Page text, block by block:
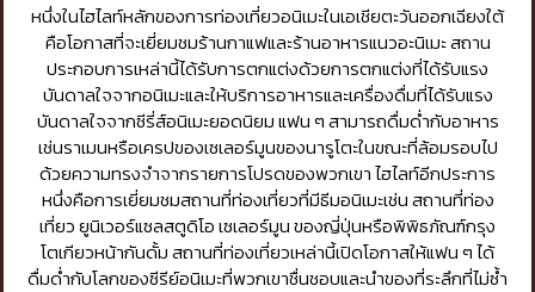
หนึ่งในไฮไลท์หลักของการท่องเที่ยวอนิเมะในเอเชียตะวันออกเฉียงใต้
คือโอกาสที่จะเยี่ยมชมร้านกาแฟและร้านอาหารแนวอะนิเมะ สถาน
ประกอบการเหล่านี้ได้รับการตกแต่งด้วยการตกแต่งที่ได้รับแรง
บันดาลใจจากอนิเมะและให้บริการอาหารและเครื่องดื่มที่ได้รับแรง
บันดาลใจจากซีรี่ส์อนิเมะยอดนิยม แฟน ๆ สามารถดื่มด่ำกับอาหาร
เช่นราเมนหรือเครปของเซเลอร์มูนของนารูโตะในขณะที่ล้อมรอบไป
ด้วยความทรงจำจากรายการโปรดของพวกเขา ไฮไลท์อีกประการ
หนึ่งคือการเยี่ยมชมสถานที่ท่องเที่ยวที่มีธีมอนิเมะเช่น สถานที่ท่อง
เที่ยว ยูนิเวอร์แซลสตูดิโอ เซเลอร์มูน ของญี่ปุ่นหรือพิพิธภัณฑ์กรุง
โตเกียวหน้ากันดั้ม สถานที่ท่องเที่ยวเหล่านี้เปิดโอกาสให้แฟน ๆ ได้
ดื่มด่ำกับโลกของซีรีย์อนิเมะที่พวกเขาชื่นชอบและนำของที่ระลึกที่ไม่ซ้ำ